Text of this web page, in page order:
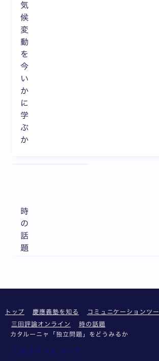
気
候
変
動
を
今
い
か
に
学
ぶ
か
時
の
話
題
トップ 慶應義塾を知る
コミュニケーションツ
三田評論オンライン
時の話題
カタルーニャ「独立問題」をどうみるか
このサイトについて